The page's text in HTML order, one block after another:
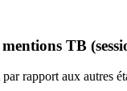
TB
rapport aux autres